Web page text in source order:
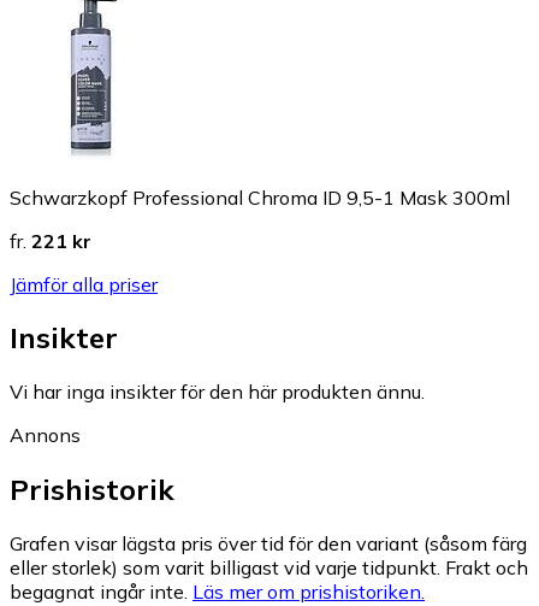
Schwarzkopf Professional Chroma ID 9,5-1 Mask 300ml
fr. 221 kr
Jämför alla priser
Insikter
Vi har inga insikter för den här produkten ännu.
Annons
Prishistorik
Grafen visar lägsta pris över tid för den variant (såsom färg
eller storlek) som varit billigast vid varje tidpunkt. Frakt och
begagnat ingår inte. Läs mer om prishistoriken.